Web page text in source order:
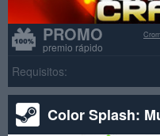
PROMO
premio rápido
Requisitos:
Color Splash: